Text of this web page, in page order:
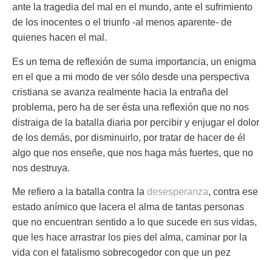
ante la tragedia del mal en el mundo, ante el sufrimiento
de los inocentes o el triunfo -al menos aparente- de
quienes hacen el mal.
Es un tema de reflexión de suma importancia, un enigma
en el que a mi modo de ver sólo desde una perspectiva
cristiana se avanza realmente hacia la entraña del
problema, pero ha de ser ésta una reflexión que no nos
distraiga de la batalla diaria por percibir y enjugar el dolor
de los demás, por disminuirlo, por tratar de hacer de él
algo que nos enseñe, que nos haga más fuertes, que no
nos destruya.
Me refiero a la batalla contra la desesperanza, contra ese
estado anímico que lacera el alma de tantas personas
que no encuentran sentido a lo que sucede en sus vidas,
que les hace arrastrar los pies del alma, caminar por la
vida con el fatalismo sobrecogedor con que un pez